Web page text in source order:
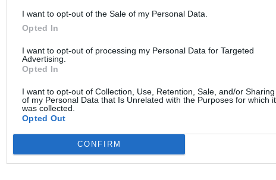
I want to opt-out of the Sale of my Personal Data.
Opted In
I want to opt-out of processing my Personal Data for Targeted
Advertising.
Opted In
I want to opt-out of Collection, Use, Retention, Sale, and/or Sharing
of my Personal Data that Is Unrelated with the Purposes for which it
was collected.
Opted Out
CONFIRM
hatas av högertrollen
Jimmie
Misshandel
Petter